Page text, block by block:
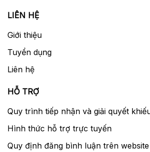
LIÊN HỆ
Giới thiệu
Tuyển dụng
Liên hệ
HỖ TRỢ
Quy trình tiếp nhận và giải quyết
Hình thức hỗ trợ trực tuyến
Quy định đăng bình luận trên website